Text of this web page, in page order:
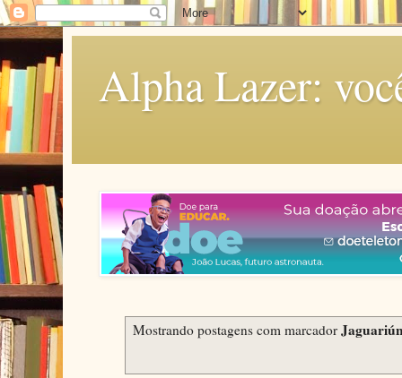
Alpha Lazer:
Mostrando postagens com marcador